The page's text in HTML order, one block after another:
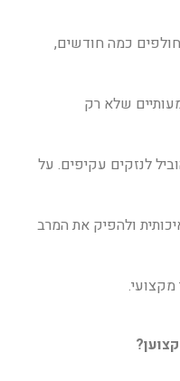
כמה חודשים,
שלא רק
לנזקים עקיפים. על
ולהפיק את המרב